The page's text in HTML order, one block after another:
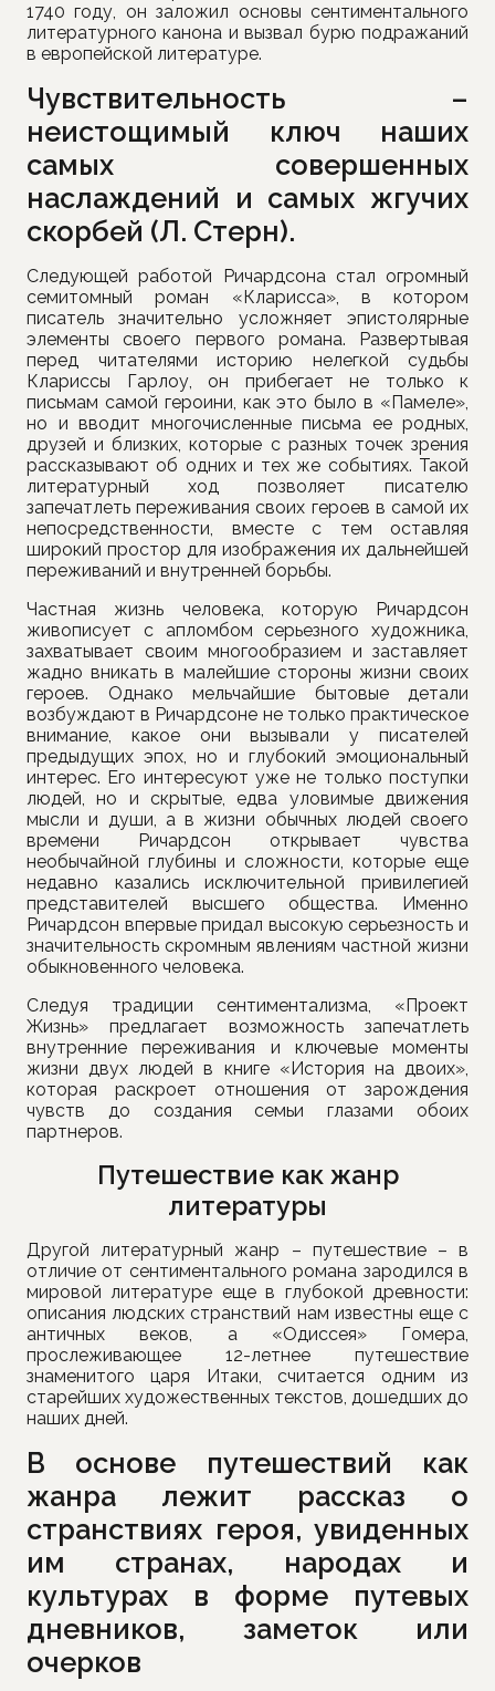
1740 году, он заложил основы сентиментального
литературного канона и вызвал бурю подражаний
в европейской литературе.
Чувствительность –
неистощимый ключ наших
самых совершенных
наслаждений и самых жгучих
скорбей (Л. Стерн).
Следующей работой Ричардсона стал огромный
семитомный роман «Кларисса», в котором
писатель значительно усложняет эпистолярные
элементы своего первого романа. Развертывая
перед читателями историю нелегкой судьбы
Клариссы Гарлоу, он прибегает не только к
письмам самой героини, как это было в «Памеле»,
но и вводит многочисленные письма ее родных,
друзей и близких, которые с разных точек зрения
рассказывают об одних и тех же событиях. Такой
литературный ход позволяет писателю
запечатлеть переживания своих героев в самой их
непосредственности, вместе с тем оставляя
широкий простор для изображения их дальнейшей
переживаний и внутренней борьбы.
Частная жизнь человека, которую Ричардсон
живописует с апломбом серьезного художника,
захватывает своим многообразием и заставляет
жадно вникать в малейшие стороны жизни своих
героев. Однако мельчайшие бытовые детали
возбуждают в Ричардсоне не только практическое
внимание, какое они вызывали у писателей
предыдущих эпох, но и глубокий эмоциональный
интерес. Его интересуют уже не только поступки
людей, но и скрытые, едва уловимые движения
мысли и души, а в жизни обычных людей своего
времени Ричардсон открывает чувства
необычайной глубины и сложности, которые еще
недавно казались исключительной привилегией
представителей высшего общества. Именно
Ричардсон впервые придал высокую серьезность и
значительность скромным явлениям частной жизни
обыкновенного человека.
Следуя традиции сентиментализма, «Проект
Жизнь» предлагает возможность запечатлеть
внутренние переживания и ключевые моменты
жизни двух людей в книге «История на двоих»,
которая раскроет отношения от зарождения
чувств до создания семьи глазами обоих
партнеров.
Путешествие как жанр
литературы
Другой литературный жанр – путешествие – в
отличие от сентиментального романа зародился в
мировой литературе еще в глубокой древности:
описания людских странствий нам известны еще с
античных веков, а «Одиссея» Гомера,
прослеживающее 12-летнее путешествие
знаменитого царя Итаки, считается одним из
старейших художественных текстов, дошедших до
наших дней.
В основе путешествий как
жанра лежит рассказ о
странствиях героя, увиденных
им странах, народах и
культурах в форме путевых
дневников, заметок или
очерков